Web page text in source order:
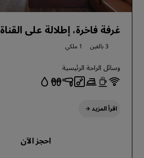
غرفة فاخرة، إطلالة على القناة
3 بالغين 1 ملكي
وسائل الراحة الرئيسية
اقرأ المزيد
احجز الآن